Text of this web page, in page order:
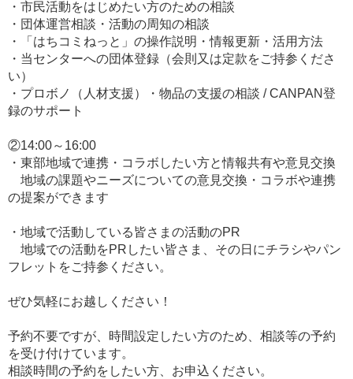
・市民活動をはじめたい方のための相談
・団体運営相談・活動の周知の相談
・「はちコミねっと」の操作説明・情報更新・活用方法
・当センターへの団体登録（会則又は定款をご持参くださ
い）
・プロボノ（人材支援）・物品の支援の相談 / CANPAN登
録のサポート
②14:00～16:00
・東部地域で連携・コラボしたい方と情報共有や意見交換
地域の課題やニーズについての意見交換・コラボや連携
の提案ができます
・地域で活動している皆さまの活動のPR
地域での活動をPRしたい皆さま、その日にチラシやパン
フレットをご持参ください。
ぜひ気軽にお越しください！
予約不要ですが、時間設定したい方のため、相談等の予約
を受け付けています。
相談時間の予約をしたい方、お申込ください。